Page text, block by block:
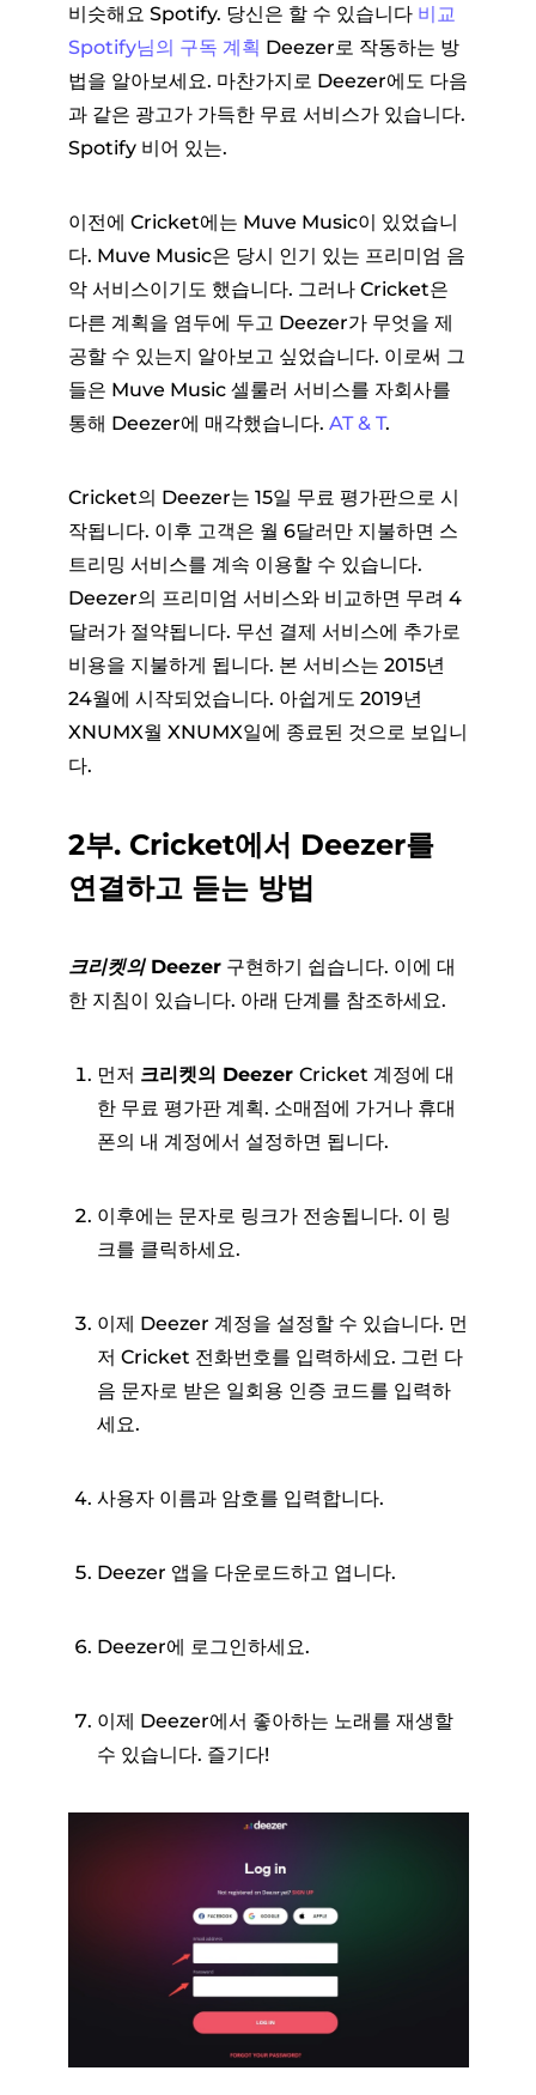
비슷해요 Spotify. 당신은 할 수 있습니다 비교
Spotify님의 구독 계획 Deezer로 작동하는 방
법을 알아보세요. 마찬가지로 Deezer에도 다음
과 같은 광고가 가득한 무료 서비스가 있습니다.
Spotify 비어 있는.
이전에 Cricket에는 Muve Music이 있었습니
다. Muve Music은 당시 인기 있는 프리미엄 음
악 서비스이기도 했습니다. 그러나 Cricket은
다른 계획을 염두에 두고 Deezer가 무엇을 제
공할 수 있는지 알아보고 싶었습니다. 이로써 그
들은 Muve Music 셀룰러 서비스를 자회사를
통해 Deezer에 매각했습니다. AT & T.
Cricket의 Deezer는 15일 무료 평가판으로 시
작됩니다. 이후 고객은 월 6달러만 지불하면 스
트리밍 서비스를 계속 이용할 수 있습니다.
Deezer의 프리미엄 서비스와 비교하면 무려 4
달러가 절약됩니다. 무선 결제 서비스에 추가로
비용을 지불하게 됩니다. 본 서비스는 2015년
24월에 시작되었습니다. 아쉽게도 2019년
XNUMX월 XNUMX일에 종료된 것으로 보입니
다.
2부. Cricket에서 Deezer를
연결하고 듣는 방법
크리켓의 Deezer구현하기 쉽습니다. 이에 대
한 지침이 있습니다. 아래 단계를 참조하세요.
먼저 크리켓의 Deezer Cricket 계정에 대
한 무료 평가판 계획. 소매점에 가거나 휴대
폰의 내 계정에서 설정하면 됩니다.
이후에는 문자로 링크가 전송됩니다. 이 링
크를 클릭하세요.
이제 Deezer 계정을 설정할 수 있습니다. 먼
저 Cricket 전화번호를 입력하세요. 그런 다
음 문자로 받은 일회용 인증 코드를 입력하
세요.
사용자 이름과 암호를 입력합니다.
Deezer 앱을 다운로드하고 엽니다.
Deezer에 로그인하세요.
이제 Deezer에서 좋아하는 노래를 재생할
수 있습니다. 즐기다!